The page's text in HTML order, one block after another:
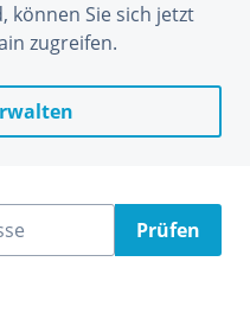
können Sie sich jetzt
zugreifen.
Prüfen